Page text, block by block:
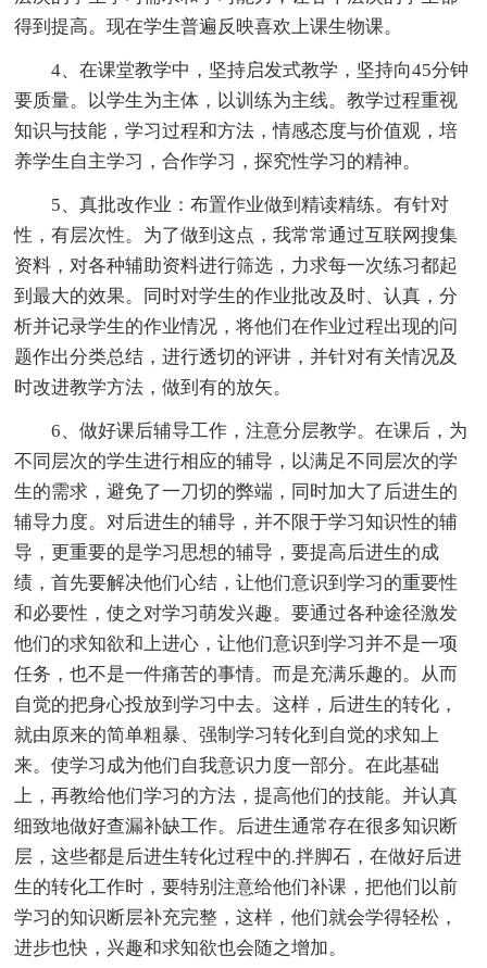
得到提高。现在学生普遍反映喜欢上课生物课。
4、在课堂教学中，坚持启发式教学，坚持向45分钟
要质量。以学生为主体，以训练为主线。教学过程重视
知识与技能，学习过程和方法，情感态度与价值观，培
养学生自主学习，合作学习，探究性学习的精神。
5、真批改作业：布置作业做到精读精练。有针对
性，有层次性。为了做到这点，我常常通过互联网搜集
资料，对各种辅助资料进行筛选，力求每一次练习都起
到最大的效果。同时对学生的作业批改及时、认真，分
析并记录学生的作业情况，将他们在作业过程出现的问
题作出分类总结，进行透切的评讲，并针对有关情况及
时改进教学方法，做到有的放矢。
6、做好课后辅导工作，注意分层教学。在课后，为
不同层次的学生进行相应的辅导，以满足不同层次的学
生的需求，避免了一刀切的弊端，同时加大了后进生的
辅导力度。对后进生的辅导，并不限于学习知识性的辅
导，更重要的是学习思想的辅导，要提高后进生的成
绩，首先要解决他们心结，让他们意识到学习的重要性
和必要性，使之对学习萌发兴趣。要通过各种途径激发
他们的求知欲和上进心，让他们意识到学习并不是一项
任务，也不是一件痛苦的事情。而是充满乐趣的。从而
自觉的把身心投放到学习中去。这样，后进生的转化，
就由原来的简单粗暴、强制学习转化到自觉的求知上
来。使学习成为他们自我意识力度一部分。在此基础
上，再教给他们学习的方法，提高他们的技能。并认真
细致地做好查漏补缺工作。后进生通常存在很多知识断
层，这些都是后进生转化过程中的.拌脚石，在做好后进
生的转化工作时，要特别注意给他们补课，把他们以前
学习的知识断层补充完整，这样，他们就会学得轻松，
进步也快，兴趣和求知欲也会随之增加。